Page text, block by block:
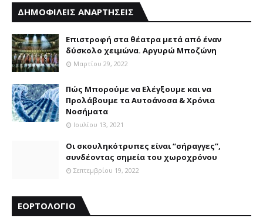
ΔΗΜΟΦΙΛΕΙΣ ΑΝΑΡΤΗΣΕΙΣ
Επιστροφή στα θέατρα μετά από έναν
δύσκολο χειμώνα. Αργυρώ Μποζώνη
Μαρτίου 29, 2022
Πώς Μπορούμε να Ελέγξουμε και να
Προλάβουμε τα Αυτοάνοσα & Χρόνια
Νοσήματα
Ιουλίου 13, 2021
Οι σκουληκότρυπες είναι “σήραγγες”,
συνδέοντας σημεία του χωροχρόνου
Σεπτεμβρίου 19, 2022
ΕΟΡΤΟΛΟΓΙΟ